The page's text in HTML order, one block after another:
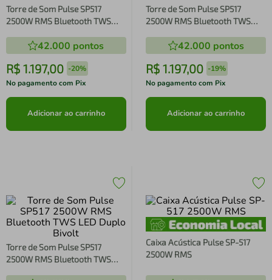
Torre de Som Pulse SP517
2500W RMS Bluetooth TWS
42.000 pontos
R$ 1.197,00 -20%
No pagamento com Pix
Adicionar ao carrinho
Torre de Som Pulse SP517
2500W RMS Bluetooth TWS
42.000 pontos
R$ 1.197,00 -19%
No pagamento com Pix
Adicionar ao carrinho
Torre de Som Pulse SP517
2500W RMS Bluetooth TWS
Caixa Acústica Pulse SP-517
2500W RMS